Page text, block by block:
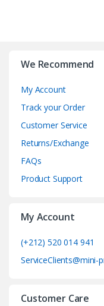
We Recommend
My Account
Track your Order
Customer Service
Returns/Exchange
FAQs
Product Support
My Account
(+212) 520 014 941
ServiceClients@mini-
Customer Care